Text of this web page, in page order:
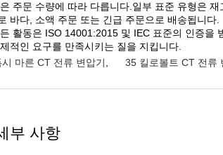
주문 수량에 따라 다릅니다.일부 표준 유형은
바다, 소액 주문 또는 긴급 주문으로 배송됩니다.
활동은 ISO 14001:2015 및 IEC 표준의 인증을
적인 요구를 만족시키는 질을 지킵니다.
마른 CT 전류 변압기 35 킬로볼트 CT 전류
부 사항